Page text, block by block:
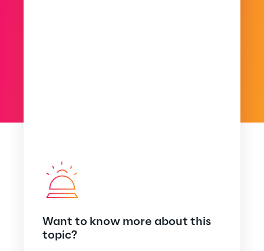
Want to know more about this
topic?